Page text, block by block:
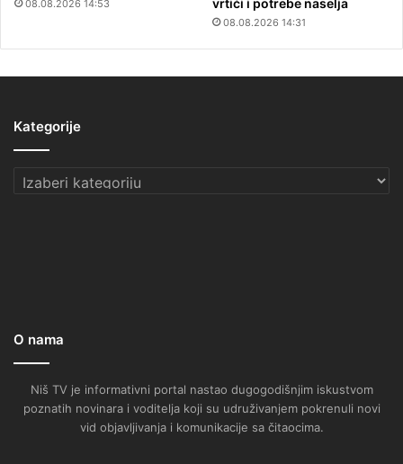
08.08.2026 14:53
vrtići i potrebe naselja
08.08.2026 14:31
Kategorije
Kategorije
O nama
Niš TV je informativni portal nastao dugogodišnjim iskustvom
poznatih novinara i voditelja koji su udruživanjem pokrenuli novi
vid objavljivanja i komunikacije sa čitaocima.